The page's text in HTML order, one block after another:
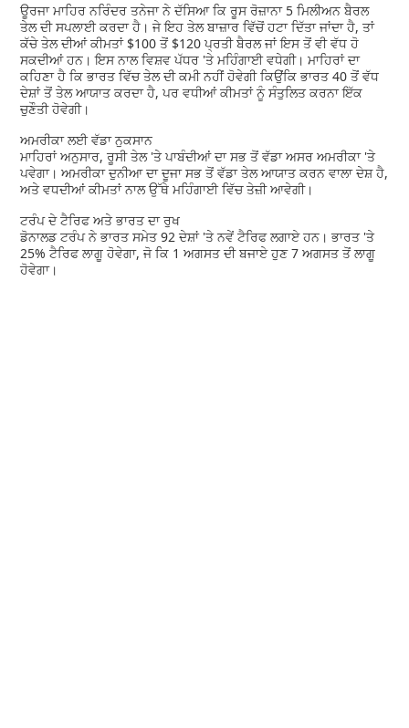
ਊਰਜਾ ਮਾਹਿਰ ਨਰਿੰਦਰ ਤਨੇਜਾ ਨੇ ਦੱਸਿਆ ਕਿ ਰੂਸ ਰੋਜ਼ਾਨਾ 5 ਮਿਲੀਅਨ ਬੈਰਲ
ਤੇਲ ਦੀ ਸਪਲਾਈ ਕਰਦਾ ਹੈ। ਜੇ ਇਹ ਤੇਲ ਬਾਜ਼ਾਰ ਵਿੱਚੋਂ ਹਟਾ ਦਿੱਤਾ ਜਾਂਦਾ ਹੈ, ਤਾਂ
ਕੱਚੇ ਤੇਲ ਦੀਆਂ ਕੀਮਤਾਂ $100 ਤੋਂ $120 ਪ੍ਰਤੀ ਬੈਰਲ ਜਾਂ ਇਸ ਤੋਂ ਵੀ ਵੱਧ ਹੋ
ਸਕਦੀਆਂ ਹਨ। ਇਸ ਨਾਲ ਵਿਸ਼ਵ ਪੱਧਰ 'ਤੇ ਮਹਿੰਗਾਈ ਵਧੇਗੀ। ਮਾਹਿਰਾਂ ਦਾ
ਕਹਿਣਾ ਹੈ ਕਿ ਭਾਰਤ ਵਿੱਚ ਤੇਲ ਦੀ ਕਮੀ ਨਹੀਂ ਹੋਵੇਗੀ ਕਿਉਂਕਿ ਭਾਰਤ 40 ਤੋਂ ਵੱਧ
ਦੇਸ਼ਾਂ ਤੋਂ ਤੇਲ ਆਯਾਤ ਕਰਦਾ ਹੈ, ਪਰ ਵਧੀਆਂ ਕੀਮਤਾਂ ਨੂੰ ਸੰਤੁਲਿਤ ਕਰਨਾ ਇੱਕ
ਚੁਣੌਤੀ ਹੋਵੇਗੀ।
ਅਮਰੀਕਾ ਲਈ ਵੱਡਾ ਨੁਕਸਾਨ
ਮਾਹਿਰਾਂ ਅਨੁਸਾਰ, ਰੂਸੀ ਤੇਲ 'ਤੇ ਪਾਬੰਦੀਆਂ ਦਾ ਸਭ ਤੋਂ ਵੱਡਾ ਅਸਰ ਅਮਰੀਕਾ 'ਤੇ
ਪਵੇਗਾ। ਅਮਰੀਕਾ ਦੁਨੀਆ ਦਾ ਦੂਜਾ ਸਭ ਤੋਂ ਵੱਡਾ ਤੇਲ ਆਯਾਤ ਕਰਨ ਵਾਲਾ ਦੇਸ਼ ਹੈ,
ਅਤੇ ਵਧਦੀਆਂ ਕੀਮਤਾਂ ਨਾਲ ਉੱਥੇ ਮਹਿੰਗਾਈ ਵਿੱਚ ਤੇਜ਼ੀ ਆਵੇਗੀ।
ਟਰੰਪ ਦੇ ਟੈਰਿਫ ਅਤੇ ਭਾਰਤ ਦਾ ਰੁਖ
ਡੋਨਾਲਡ ਟਰੰਪ ਨੇ ਭਾਰਤ ਸਮੇਤ 92 ਦੇਸ਼ਾਂ 'ਤੇ ਨਵੇਂ ਟੈਰਿਫ ਲਗਾਏ ਹਨ। ਭਾਰਤ 'ਤੇ
25% ਟੈਰਿਫ ਲਾਗੂ ਹੋਵੇਗਾ, ਜੋ ਕਿ 1 ਅਗਸਤ ਦੀ ਬਜਾਏ ਹੁਣ 7 ਅਗਸਤ ਤੋਂ ਲਾਗੂ
ਹੋਵੇਗਾ।